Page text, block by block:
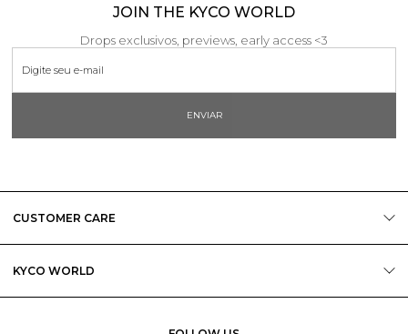
JOIN THE KYCO WORLD
Drops exclusivos, previews, early access <3
ENVIAR
CUSTOMER CARE
KYCO WORLD